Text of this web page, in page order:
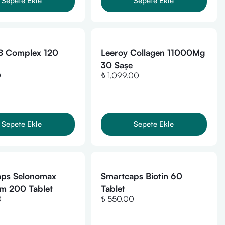
Complex 120
Sepete Ekle
Leeroy Collagen 11000Mg
30 Saşe
₺ 1,099.00
Sepete Ekle
Selonomax
200 Tablet
Smartcaps Biotin 60
Tablet
₺ 550.00